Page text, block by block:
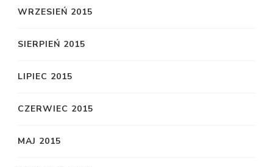
WRZESIEŃ 2015
SIERPIEŃ 2015
LIPIEC 2015
CZERWIEC 2015
MAJ 2015